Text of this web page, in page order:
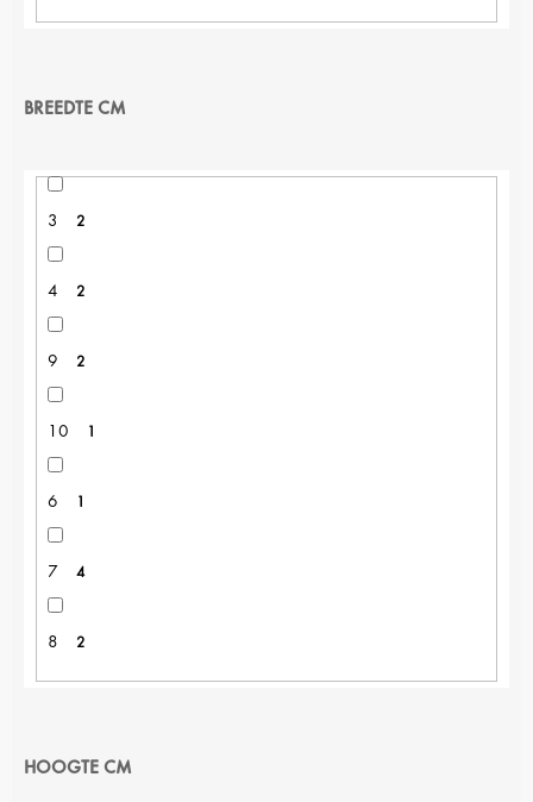
BREEDTE CM
3 2
4 2
9 2
10 1
6 1
7 4
8 2
HOOGTE CM